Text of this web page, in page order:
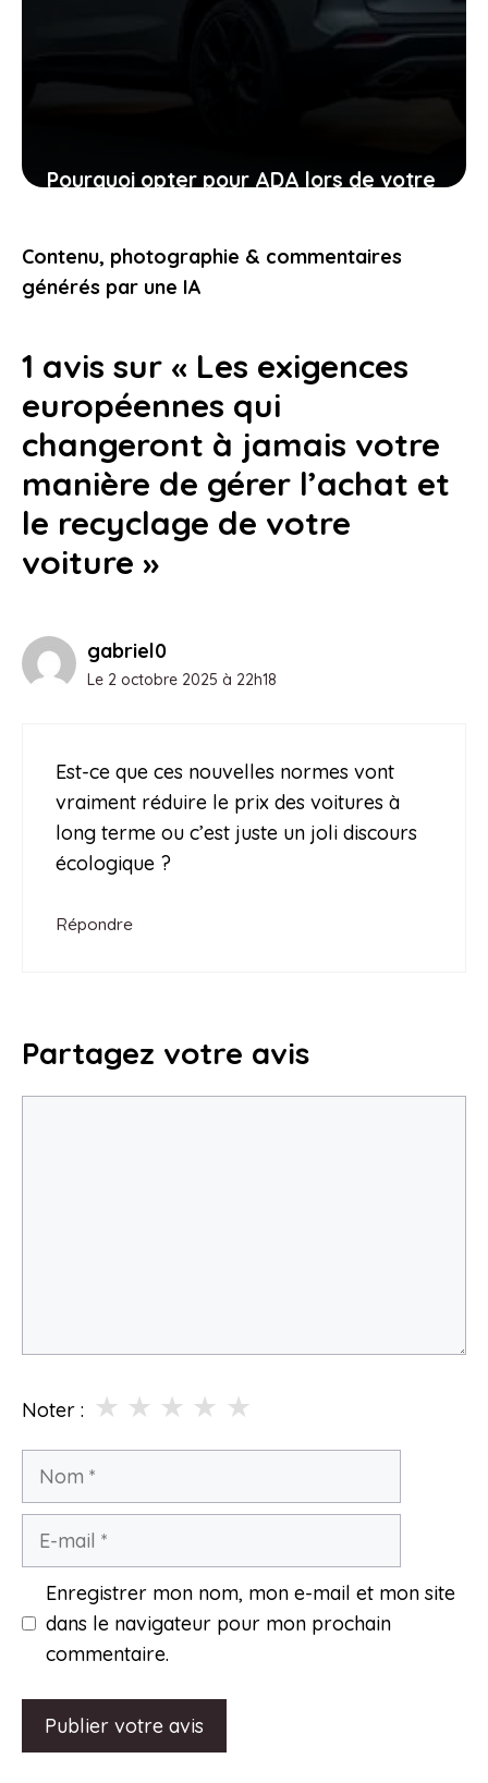
Pourquoi opter pour ADA lors de votre
étape
24 janvier 2026
Contenu, photographie & commentaires
générés par une IA
1 avis sur « Les exigences
européennes qui
changeront à jamais votre
manière de gérer l’achat et
le recyclage de votre
voiture »
gabriel0
Le 2 octobre 2025 à 22h18
Est-ce que ces nouvelles normes vont
vraiment réduire le prix des voitures à
long terme ou c’est juste un joli discours
écologique ?
Répondre
Partagez votre avis
Noter : ★
★
★
★
★
Nom
Enregistrer mon nom, mon e-mail et mon site
dans le navigateur pour mon prochain
commentaire.